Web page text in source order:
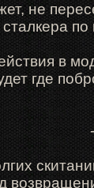
не
сталкера
в
где